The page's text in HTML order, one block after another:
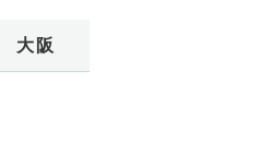
大阪